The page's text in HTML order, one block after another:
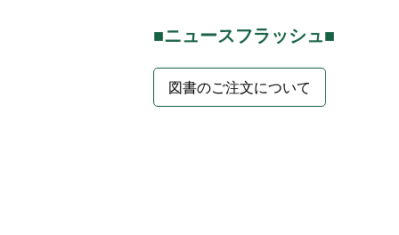
■ニュースフラッシュ■
図書のご注文について